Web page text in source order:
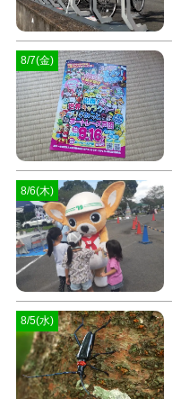
8/7(金)
8/6(木)
8/5(水)